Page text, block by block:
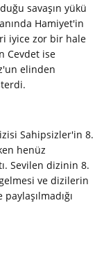
savaşın yükü
Hamiyet'in
iyice zor bir hale
Cevdet ise
elinden
Sahipsizler'in 8.
henüz
Sevilen dizinin 8.
ve dizilerin